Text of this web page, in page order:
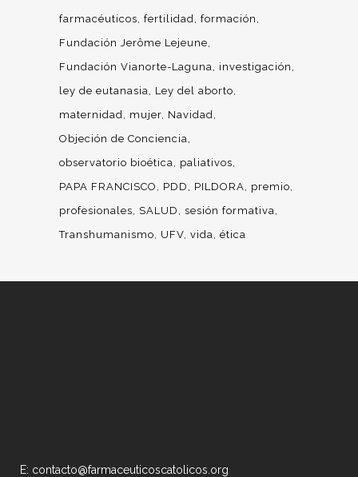
farmacéuticos fertilidad formación
Fundación Jerôme Lejeune
Fundación Vianorte-Laguna
investigación
ley de eutanasia
Ley del aborto
maternidad
mujer Navidad
Objeción de Conciencia
observatorio bioética
paliativos
PAPA FRANCISCO
PDD PILDORA
premio
profesionales
SALUD
sesión formativa
Transhumanismo
UFV vida ética
E: contacto@farmaceuticoscatolicos.org